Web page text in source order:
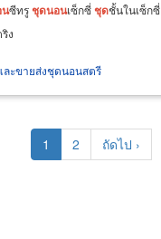
ซีทรูชุดนอนเซ็กซี่ชุดชั้นในเซ็กซี่
ง
ะขายส่งชุดนอนสตรี
Current
page
1 Page
2
Next
page
ถัดไป ›